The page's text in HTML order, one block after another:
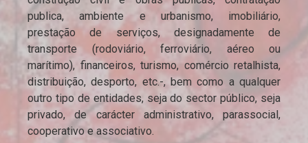
publica, ambiente e urbanismo, imobiliário,
prestação de serviços, designadamente de
transporte (rodoviário, ferroviário, aéreo ou
marítimo), financeiros, turismo, comércio retalhista,
distribuição, desporto, etc.-, bem como a qualquer
outro tipo de entidades, seja do sector público, seja
privado, de carácter administrativo, parassocial,
cooperativo e associativo.